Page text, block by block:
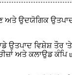
ਅਤੇ ਉਦਯੋਗਿਕ
ਉਤਪਾਦ ਵਿਸ਼ੇਸ਼
ਅਤੇ ਕਲਾਉਡ